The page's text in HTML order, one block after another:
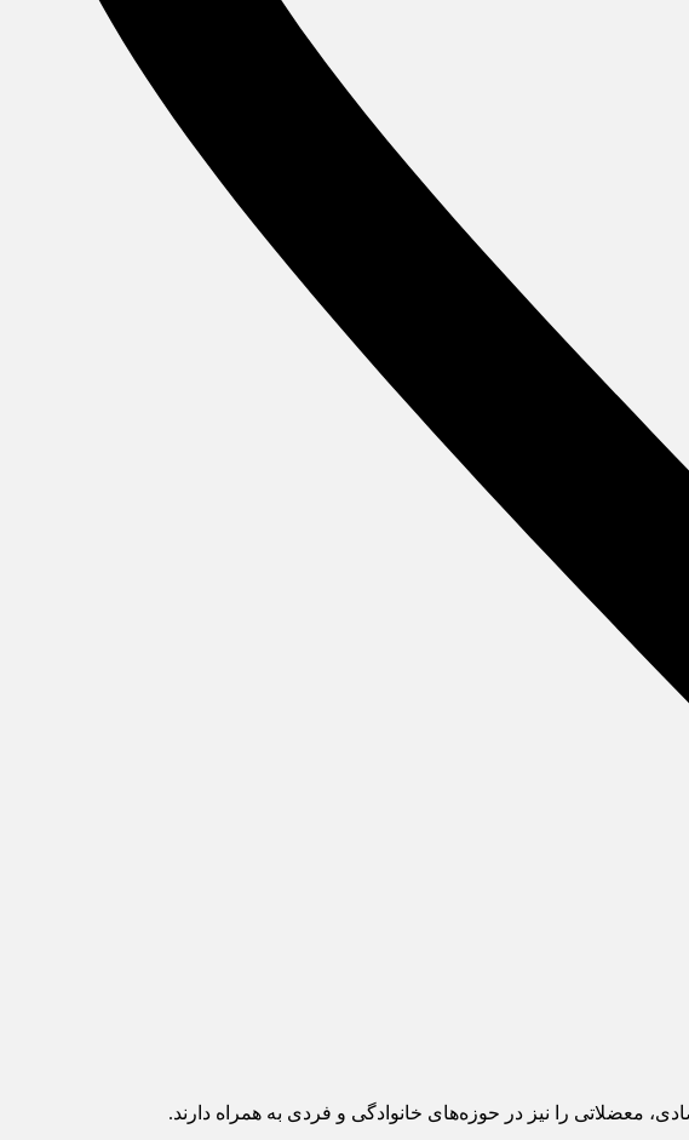
معضلاتی را نیز در حوزه‌های خانوادگی و فردی به همراه دارند.